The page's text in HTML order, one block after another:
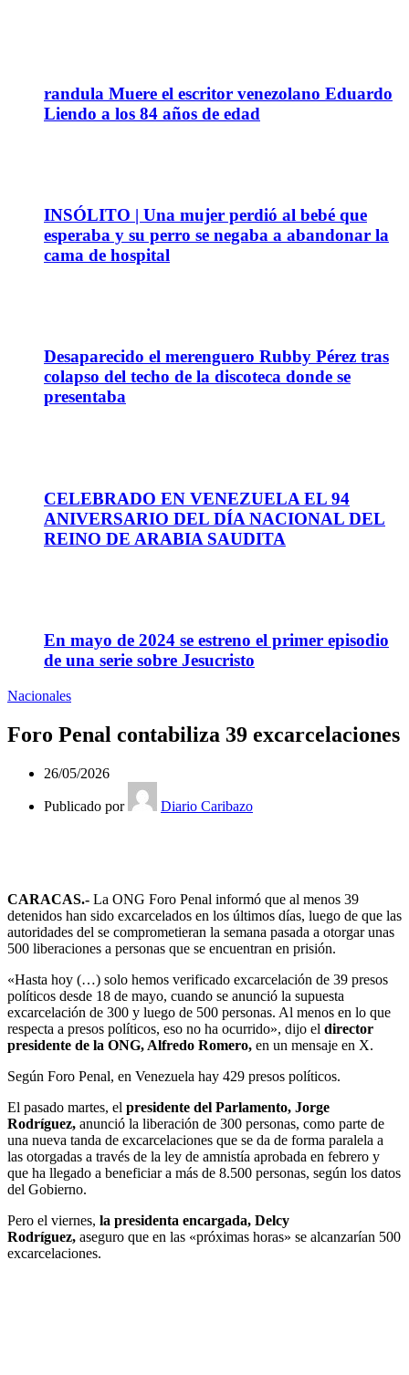
randula Muere el escritor venezolano Eduardo
Liendo a los 84 años de edad
INSÓLITO | Una mujer perdió al bebé que
esperaba y su perro se negaba a abandonar la
cama de hospital
Desaparecido el merenguero Rubby Pérez tras
colapso del techo de la discoteca donde se
presentaba
CELEBRADO EN VENEZUELA EL 94
ANIVERSARIO DEL DÍA NACIONAL DEL
REINO DE ARABIA SAUDITA
En mayo de 2024 se estreno el primer episodio
de una serie sobre Jesucristo
Nacionales
Foro Penal contabiliza 39 excarcelaciones
26/05/2026
Publicado por Diario Caribazo
CARACAS.- La ONG Foro Penal informó que al menos 39
detenidos han sido excarcelados en los últimos días, luego de que las
autoridades del se comprometieran la semana pasada a otorgar unas
500 liberaciones a personas que se encuentran en prisión.
«Hasta hoy (…) solo hemos verificado excarcelación de 39 presos
políticos desde 18 de mayo, cuando se anunció la supuesta
excarcelación de 300 y luego de 500 personas. Al menos en lo que
respecta a presos políticos, eso no ha ocurrido», dijo el director
presidente de la ONG, Alfredo Romero, en un mensaje en X.
Según Foro Penal, en Venezuela hay 429 presos políticos.
El pasado martes, el presidente del Parlamento, Jorge
Rodríguez, anunció la liberación de 300 personas, como parte de
una nueva tanda de excarcelaciones que se da de forma paralela a
las otorgadas a través de la ley de amnistía aprobada en febrero y
que ha llegado a beneficiar a más de 8.500 personas, según los datos
del Gobierno.
Pero el viernes, la presidenta encargada, Delcy
Rodríguez, aseguro que en las «próximas horas» se alcanzarían 500
excarcelaciones.